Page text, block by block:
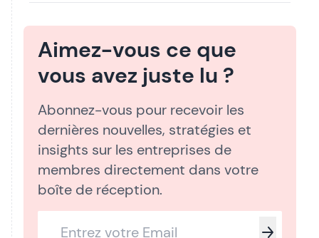
Aimez-vous ce que
vous avez juste lu ?
Abonnez-vous pour recevoir les
dernières nouvelles, stratégies et
insights sur les entreprises de
membres directement dans votre
boîte de réception.